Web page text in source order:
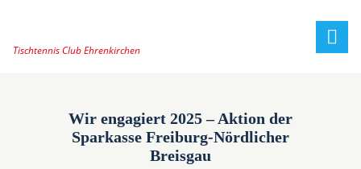
Tischtennis Club Ehrenkirchen
Wir engagiert 2025 – Aktion der
Sparkasse Freiburg-Nördlicher
Breisgau